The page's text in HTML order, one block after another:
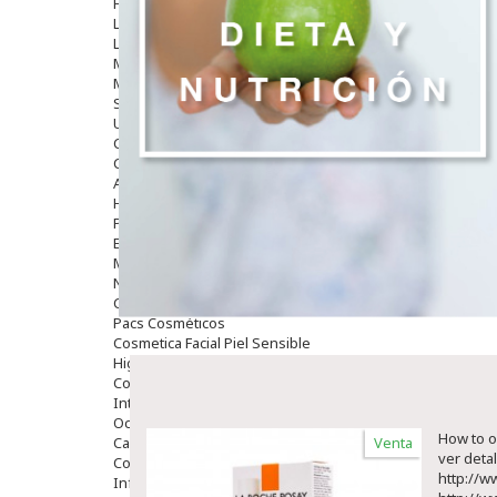
Limpieza
Labiales
Maquillajes Y Color
Mascarillas
Solares
Utensilios
Cosmética Capilar
Cosmética Corporal
Anticelulíticos
Hidratantes Corporales
Perfumes Y Colonias
Exfoliantes Corporales
Manos Y Uñas
Nutricosmética
Cosmetica De Pies
Pacs Cosméticos
Cosmetica Facial Piel Sensible
Higiene
Corporal
Intima
Ocular
Capilar
Complementos
Infantil
Venta
How to
ver
http://